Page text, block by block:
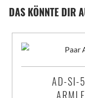
DAS KÖNNTE DIR
AD-SI-